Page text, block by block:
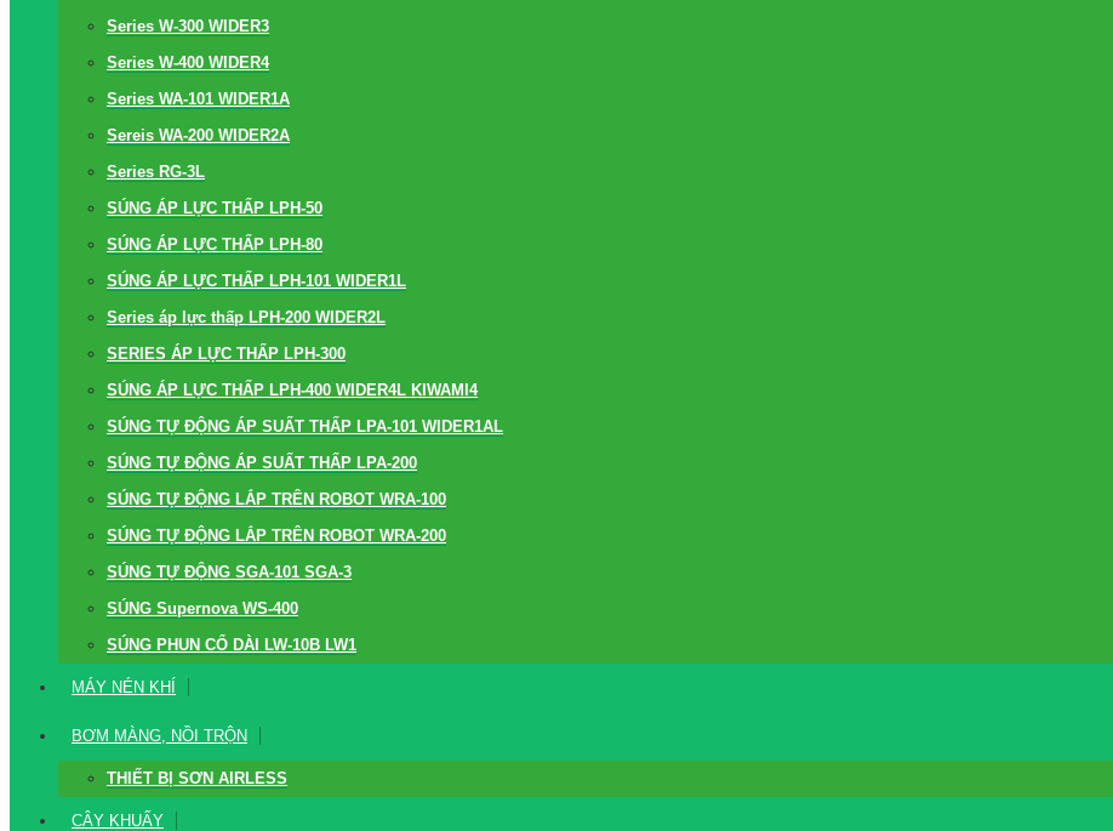
Series W-300 WIDER3
Series W-400 WIDER4
Series WA-101 WIDER1A
Sereis WA-200 WIDER2A
Series RG-3L
SÚNG ÁP LỰC THẤP LPH-50
SÚNG ÁP LỰC THẤP LPH-80
SÚNG ÁP LỰC THẤP LPH-101 WIDER1L
Series áp lực thấp LPH-200 WIDER2L
SERIES ÁP LỰC THẤP LPH-300
SÚNG ÁP LỰC THẤP LPH-400 WIDER4L KIWAMI4
SÚNG TỰ ĐỘNG ÁP SUẤT THẤP LPA-101 WIDER1AL
SÚNG TỰ ĐỘNG ÁP SUẤT THẤP LPA-200
SÚNG TỰ ĐỘNG LẮP TRÊN ROBOT WRA-100
SÚNG TỰ ĐỘNG LẮP TRÊN ROBOT WRA-200
SÚNG TỰ ĐỘNG SGA-101 SGA-3
SÚNG Supernova WS-400
SÚNG PHUN CỔ DÀI LW-10B LW1
MÁY NÉN KHÍ
BƠM MÀNG, NỒI TRỘN
THIẾT BỊ SƠN AIRLESS
CÂY KHUẤY